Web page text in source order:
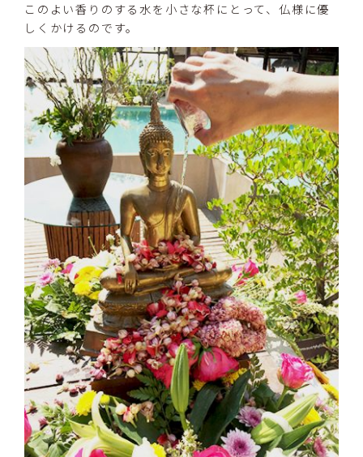
このよい香りのする水を小さな杯にとって、仏様に優
しくかけるのです。